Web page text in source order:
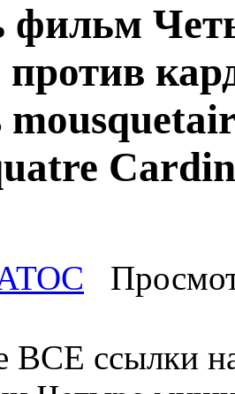
фильм
против
ВСЕ ссылки